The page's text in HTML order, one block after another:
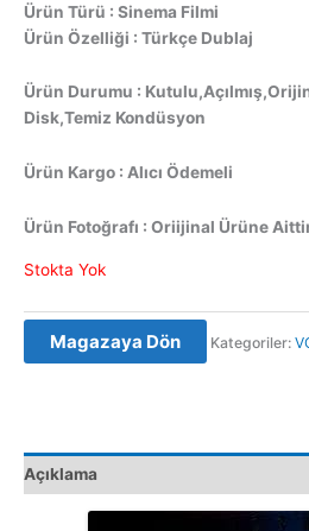
Ürün Türü : Sinema Filmi
Ürün Özelliği : Türkçe Dublaj
Ürün Durumu :
Disk,Temiz Kondüsyon
Ürün Kargo : Alıcı Ödemeli
Ürün Fotoğrafı : Oriijinal Ürüne
Stokta Yok
Magazaya Dön Kategoriler:
Açıklama